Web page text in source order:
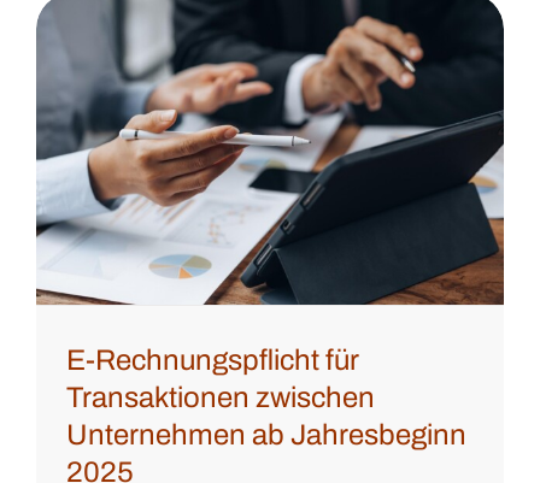
E-Rechnungspflicht für
Transaktionen zwischen
Unternehmen ab Jahresbeginn
2025